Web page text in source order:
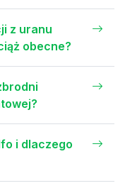
z uranu
obecne?
i dlaczego